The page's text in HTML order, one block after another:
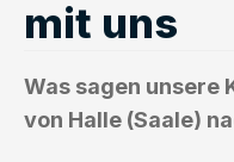
mit uns
Was sagen unsere
von Halle (Saale)